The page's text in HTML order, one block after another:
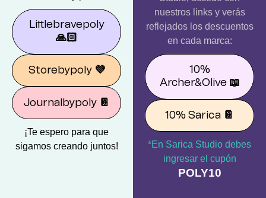
Littlebravepoly
🙏🏻
Storebypoly 💜
Journalbypoly 📔
¡Te espero para que
sigamos creando juntos!
nuestros links y verás
reflejados los descuentos
en cada marca:
10%
Archer&Olive 📖
10% Sarica 📔
*En Sarica Studio debes
ingresar el cupón
POLY10